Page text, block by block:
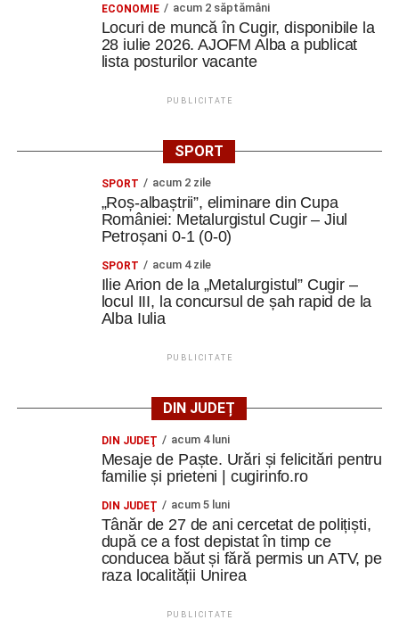
ECONOMIE acum 2 săptămâni
Locuri de muncă în Cugir, disponibile la
28 iulie 2026. AJOFM Alba a publicat
lista posturilor vacante
PUBLICITATE
SPORT
SPORT acum 2 zile
„Roș-albaștrii”, eliminare din Cupa
României: Metalurgistul Cugir – Jiul
Petroșani 0-1 (0-0)
SPORT acum 4 zile
Ilie Arion de la „Metalurgistul” Cugir –
locul III, la concursul de șah rapid de la
Alba Iulia
PUBLICITATE
DIN JUDEȚ
DIN JUDEŢ acum 4 luni
Mesaje de Paște. Urări și felicitări pentru
familie și prieteni | cugirinfo.ro
DIN JUDEŢ acum 5 luni
Tânăr de 27 de ani cercetat de polițiști,
după ce a fost depistat în timp ce
conducea băut și fără permis un ATV, pe
raza localității Unirea
PUBLICITATE